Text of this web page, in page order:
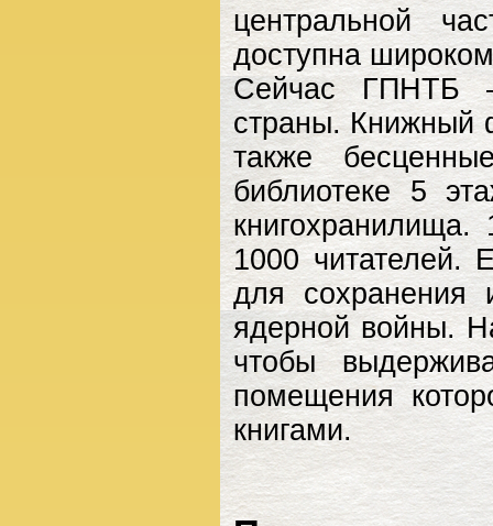
центральной
доступна
Сейчас ГПНТБ –
страны. Книжный
также
библиотеке 5
книгохранилища.
1000 читателей.
для сохранения
ядерной войны.
чтобы
помещения
книгами.